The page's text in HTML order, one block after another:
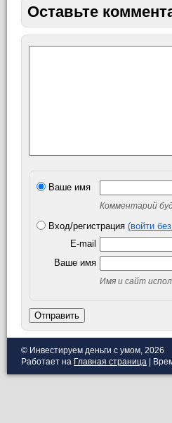
Оставьте
Ваше имя
Комментарий
Вход/регистрация (войти
E-mail
Ваше имя
Имя и сайт
Отправить
© Инвестируем деньги с умом, 2026
Работает на Главная страница |